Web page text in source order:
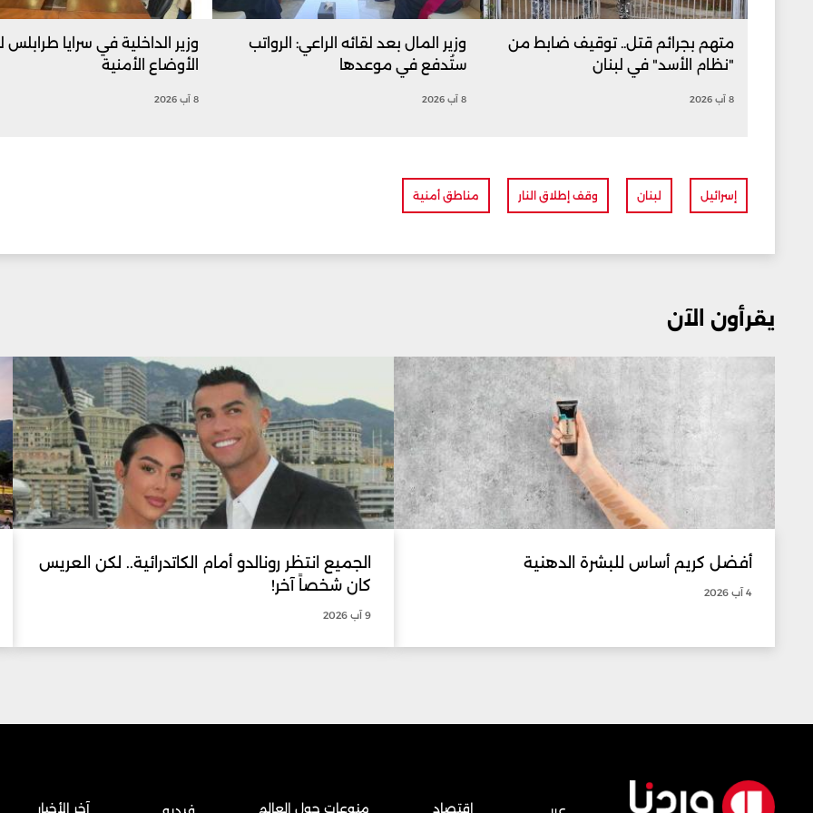
متهم بجرائم قتل.. توقيف ضابط من
"نظام الأسد" في لبنان
8 آب 2026
وزير المال بعد لقائه الراعي: الرواتب
ستُدفع في موعدها
8 آب 2026
وزير الداخلية في سرايا طرابلس
الأوضاع الأمنية
8 آب 2026
إسرائيل لبنان وقف إطلاق النار مناطق أمنية
يقرأون الآن
أفضل كريم أساس للبشرة الدهنية
4 آب 2026
الجميع انتظر رونالدو أمام الكاتدرائية.. لكن العريس
كان شخصاً آخر!
9 آب 2026
إقتصاد منوعات حول العالم آخر الأخبار